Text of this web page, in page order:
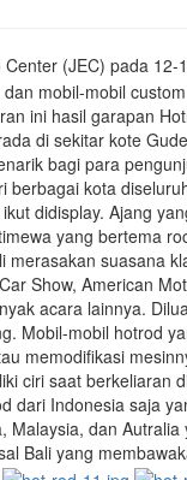
Center (JEC) pada
mobil-mobil
ini hasil garapan
di sekitar kote
bagi para
berbagai kota
didisplay. Ajang
yang bertema
merasakan suasana
Show, American
acara lainnya.
Mobil-mobil hotrod
memodifikasi
ciri saat berkeliaran
dari Indonesia saja
Malaysia, dan
Bali yang